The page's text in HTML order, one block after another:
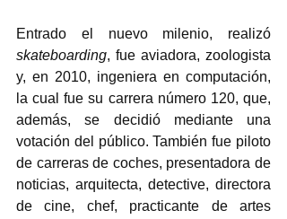
skateboarding, fue aviadora, zoologista
y, en 2010, ingeniera en computación,
la cual fue su carrera número 120, que,
además, se decidió mediante una
votación del público. También fue piloto
de carreras de coches, presentadora de
noticias, arquitecta, detective, directora
de cine, chef, practicante de artes